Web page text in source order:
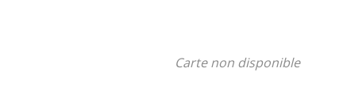
Carte non disponible